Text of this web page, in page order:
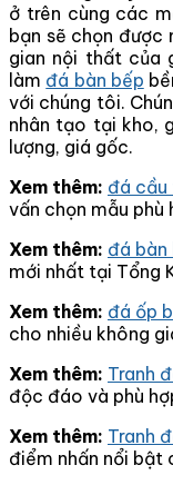
ở trên cùng các
bạn sẽ chọn được
gian nội thất của
làm đá bàn bếp
với chúng tôi.
nhân tạo tại kho,
lượng, giá gốc.
Xem thêm: đá cầu
vấn chọn mẫu
Xem thêm: đá bàn
mới nhất tại Tổng
Xem thêm: đá ốp
cho nhiều không
Xem thêm: Tranh
độc đáo và phù
Xem thêm: Tranh
điểm nhấn nổi bật